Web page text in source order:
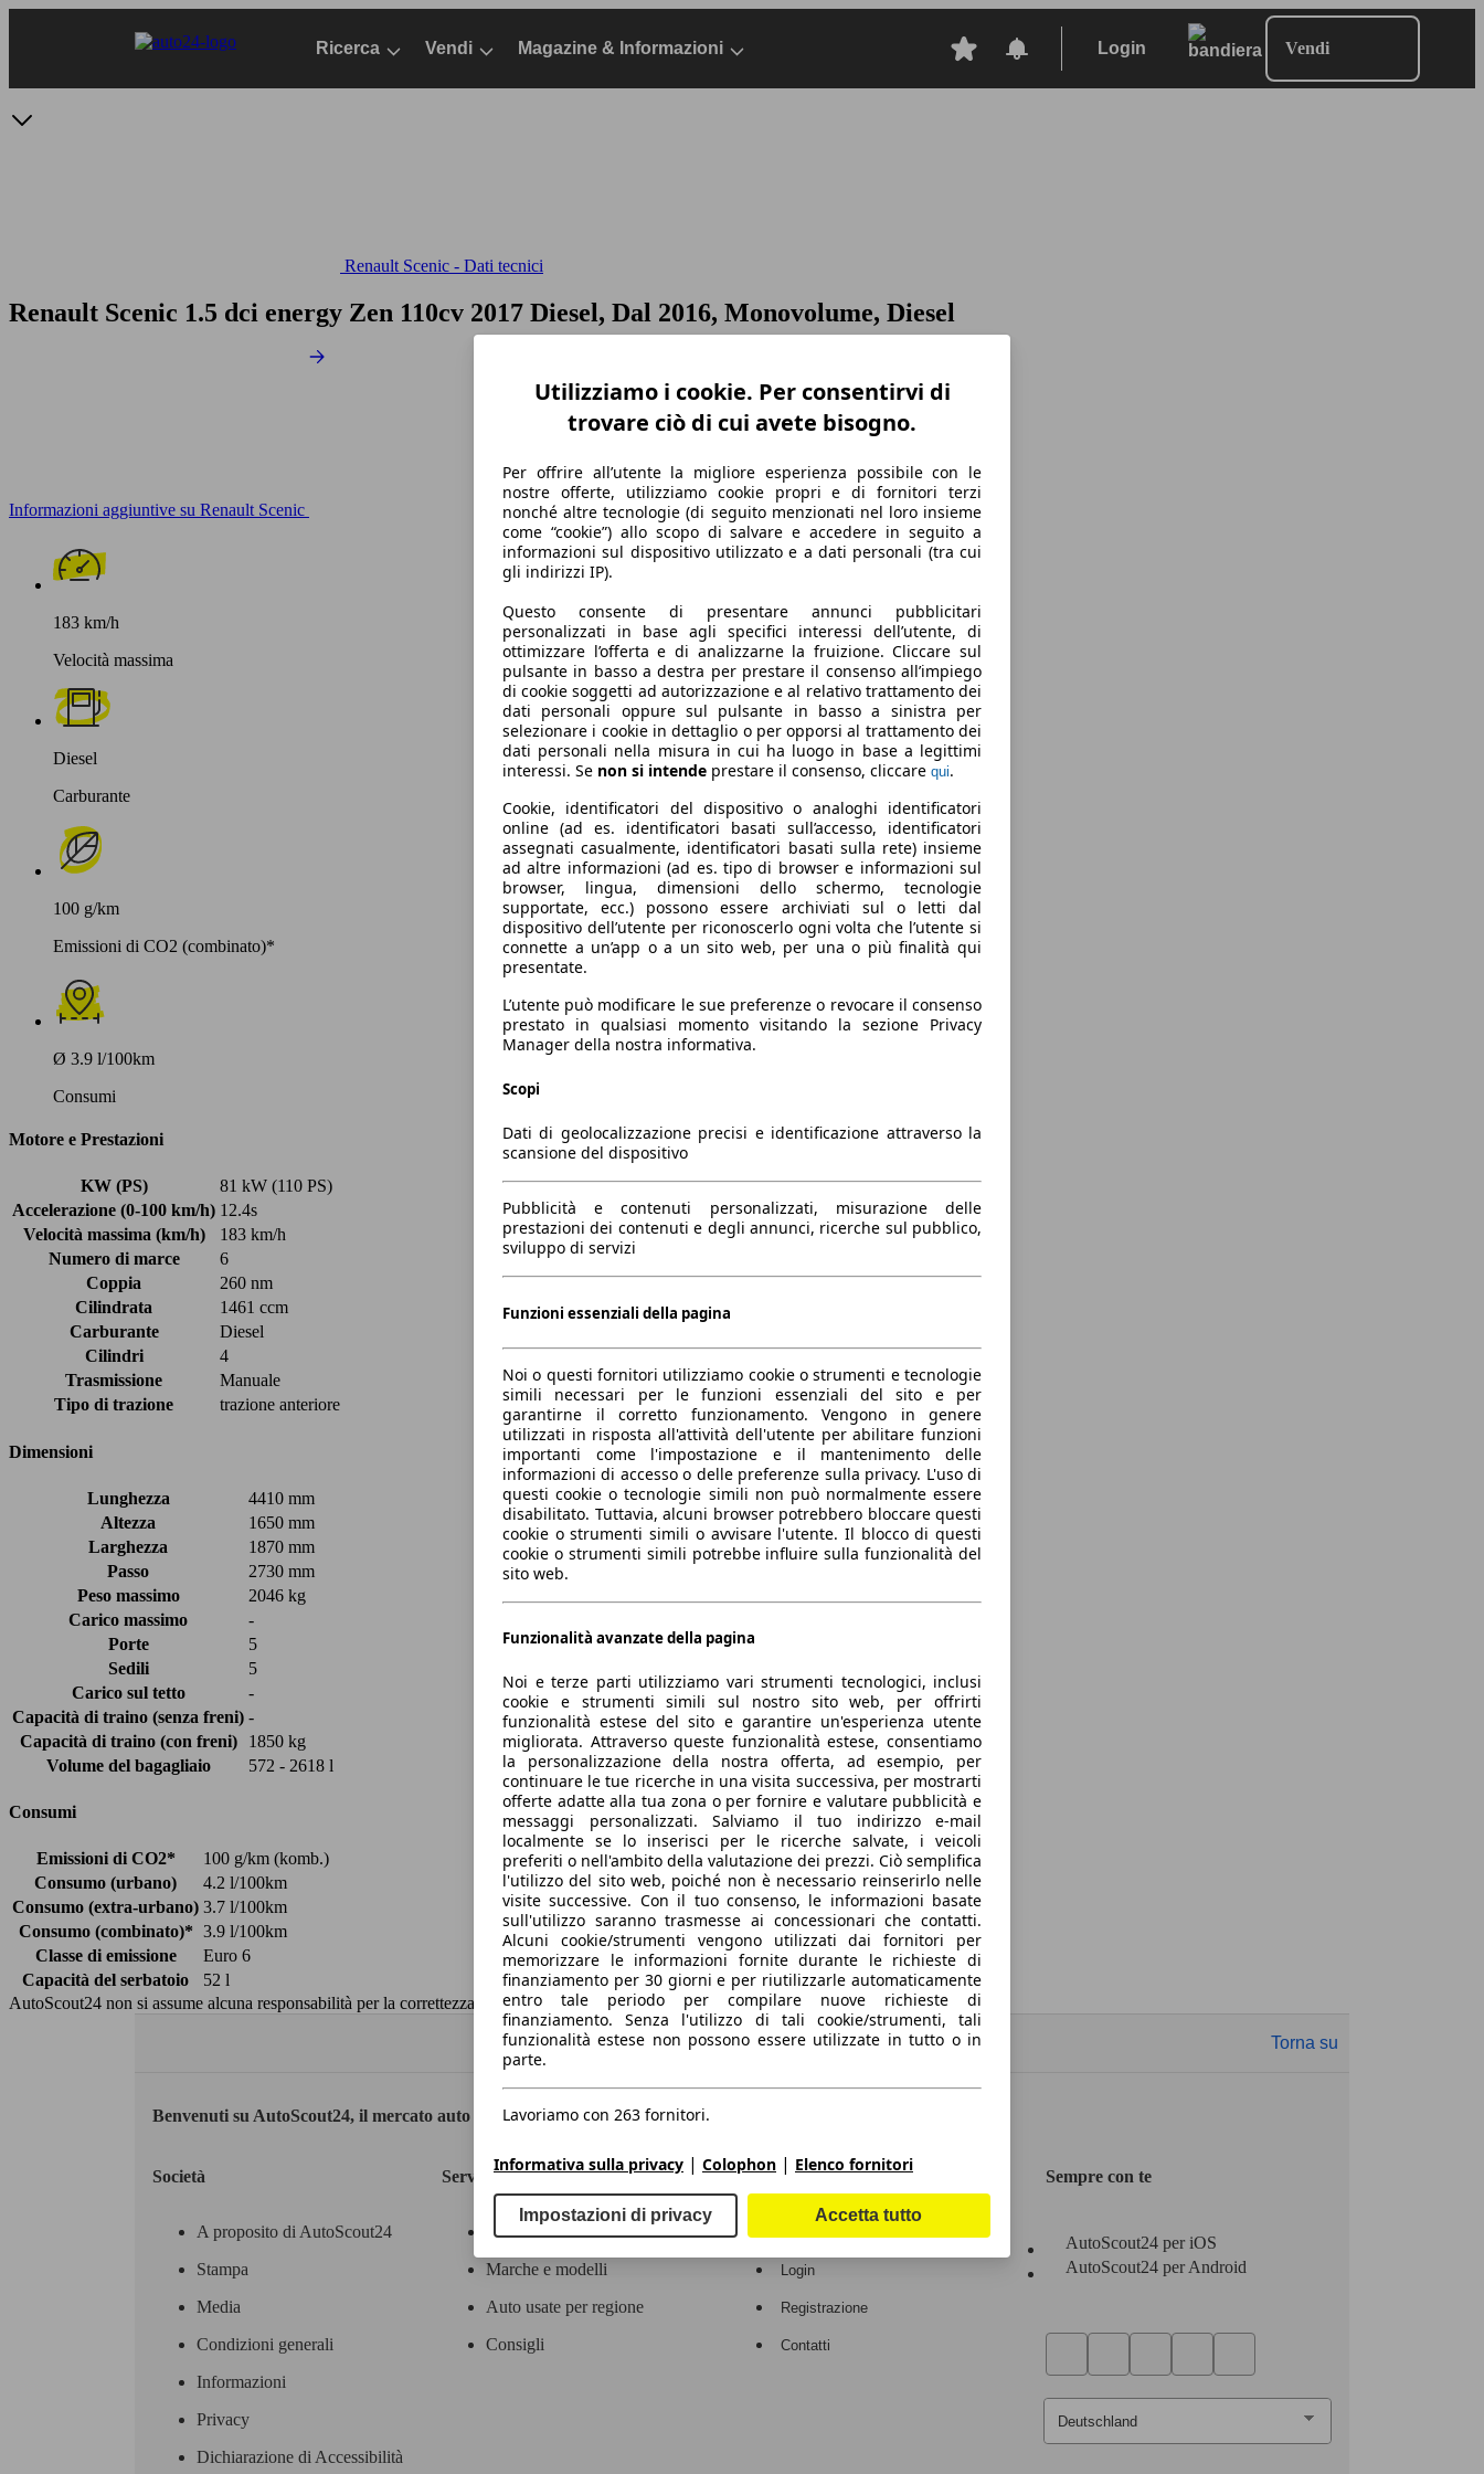
Ricerca Vendi Magazine & Informazioni Login Vendi
Renault Scenic - Dati tecnici
Renault Scenic 1.5 dci energy Zen 110cv 2017 Diesel, Dal 2016, Monovolume, Diesel
Informazioni aggiuntive su Renault Scenic
183 km/h
Velocità massima
Diesel
Carburante
100 g/km
Emissioni di CO2 (combinato)*
Ø 3.9 l/100km
Consumi
Motore e Prestazioni
KW (PS)
81 kW (110 PS)
Accelerazione (0-100 km/h) 12.4s
Velocità massima (km/h)
183 km/h
Numero di marce
6
Coppia
260 nm
Cilindrata
1461 ccm
Carburante
Diesel
Cilindri
4
Trasmissione
Manuale
Tipo di trazione
trazione anteriore
Dimensioni
Lunghezza
4410 mm
Altezza
1650 mm
Larghezza
1870 mm
Passo
2730 mm
Peso massimo
2046 kg
Carico massimo
-
Porte
5
Sedili
5
Carico sul tetto
-
Capacità di traino (senza freni) -
Capacità di traino (con freni)
1850 kg
Volume del bagagliaio
572 - 2618 l
Consumi
Emissioni di CO2*
100 g/km (komb.)
Consumo (urbano)
4.2 l/100km
Consumo (extra-urbano) 3.7 l/100km
Consumo (combinato)* 3.9 l/100km
Classe di emissione
Euro 6
Capacità del serbatoio
52 l
AutoScout24 non si assume alcuna responsabilità per la correttezza dei dati.
Torna su
Benvenuti su AutoScout24, il mercato auto europeo.
Società
A proposito di AutoScout24
Stampa
Media
Condizioni generali
Informazioni
Privacy
Dichiarazione di Accessibilità
Servizi
Contatti
Marche e modelli
Auto usate per regione
Consigli
Area rivenditori
Login
Registrazione
Contatti
Sempre con te
AutoScout24 per iOS
AutoScout24 per Android
Utilizziamo i cookie. Per consentirvi di
trovare ciò di cui avete bisogno.
Per offrire all’utente la migliore esperienza possibile con le
nostre offerte, utilizziamo cookie propri e di fornitori terzi
nonché altre tecnologie (di seguito menzionati nel loro insieme
come “cookie”) allo scopo di salvare e accedere in seguito a
informazioni sul dispositivo utilizzato e a dati personali (tra cui
gli indirizzi IP).
Questo consente di presentare annunci pubblicitari
personalizzati in base agli specifici interessi dell’utente, di
ottimizzare l’offerta e di analizzarne la fruizione. Cliccare sul
pulsante in basso a destra per prestare il consenso all’impiego
di cookie soggetti ad autorizzazione e al relativo trattamento dei
dati personali oppure sul pulsante in basso a sinistra per
selezionare i cookie in dettaglio o per opporsi al trattamento dei
dati personali nella misura in cui ha luogo in base a legittimi
interessi. Se non si intende prestare il consenso, cliccare qui.
Cookie, identificatori del dispositivo o analoghi identificatori
online (ad es. identificatori basati sull’accesso, identificatori
assegnati casualmente, identificatori basati sulla rete) insieme
ad altre informazioni (ad es. tipo di browser e informazioni sul
browser, lingua, dimensioni dello schermo, tecnologie
supportate, ecc.) possono essere archiviati sul o letti dal
dispositivo dell’utente per riconoscerlo ogni volta che l’utente si
connette a un’app o a un sito web, per una o più finalità qui
presentate.
L’utente può modificare le sue preferenze o revocare il consenso
prestato in qualsiasi momento visitando la sezione Privacy
Manager della nostra informativa.
Scopi
Dati di geolocalizzazione precisi e identificazione attraverso la
scansione del dispositivo
Pubblicità e contenuti personalizzati, misurazione delle
prestazioni dei contenuti e degli annunci, ricerche sul pubblico,
sviluppo di servizi
Funzioni essenziali della pagina
Noi o questi fornitori utilizziamo cookie o strumenti e tecnologie
simili necessari per le funzioni essenziali del sito e per
garantirne il corretto funzionamento. Vengono in genere
utilizzati in risposta all'attività dell'utente per abilitare funzioni
importanti come l'impostazione e il mantenimento delle
informazioni di accesso o delle preferenze sulla privacy. L'uso di
questi cookie o tecnologie simili non può normalmente essere
disabilitato. Tuttavia, alcuni browser potrebbero bloccare questi
cookie o strumenti simili o avvisare l'utente. Il blocco di questi
cookie o strumenti simili potrebbe influire sulla funzionalità del
sito web.
Funzionalità avanzate della pagina
Noi e terze parti utilizziamo vari strumenti tecnologici, inclusi
cookie e strumenti simili sul nostro sito web, per offrirti
funzionalità estese del sito e garantire un'esperienza utente
migliorata. Attraverso queste funzionalità estese, consentiamo
la personalizzazione della nostra offerta, ad esempio, per
continuare le tue ricerche in una visita successiva, per mostrarti
offerte adatte alla tua zona o per fornire e valutare pubblicità e
messaggi personalizzati. Salviamo il tuo indirizzo e-mail
localmente se lo inserisci per le ricerche salvate, i veicoli
preferiti o nell'ambito della valutazione dei prezzi. Ciò semplifica
l'utilizzo del sito web, poiché non è necessario reinserirlo nelle
visite successive. Con il tuo consenso, le informazioni basate
sull'utilizzo saranno trasmesse ai concessionari che contatti.
Alcuni cookie/strumenti vengono utilizzati dai fornitori per
memorizzare le informazioni fornite durante le richieste di
finanziamento per 30 giorni e per riutilizzarle automaticamente
entro tale periodo per compilare nuove richieste di
finanziamento. Senza l'utilizzo di tali cookie/strumenti, tali
funzionalità estese non possono essere utilizzate in tutto o in
parte.
Lavoriamo con 263 fornitori.
Informativa sulla privacy | Colophon | Elenco fornitori
Impostazioni di privacy Accetta tutto